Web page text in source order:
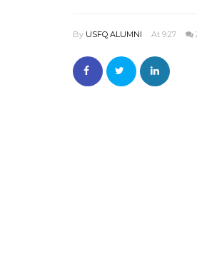
By USFQ ALUMNI At 9:27